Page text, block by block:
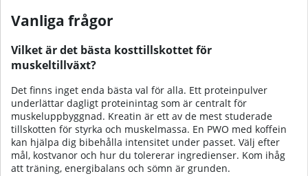
Vanliga frågor
Vilket är det bästa kosttillskottet för
muskeltillväxt?
Det finns inget enda bästa val för alla. Ett proteinpulver
underlättar dagligt proteinintag som är centralt för
muskeluppbyggnad. Kreatin är ett av de mest studerade
tillskotten för styrka och muskelmassa. En PWO med koffein
kan hjälpa dig bibehålla intensitet under passet. Välj efter
mål, kostvanor och hur du tolererar ingredienser. Kom ihåg
att träning, energibalans och sömn är grunden.